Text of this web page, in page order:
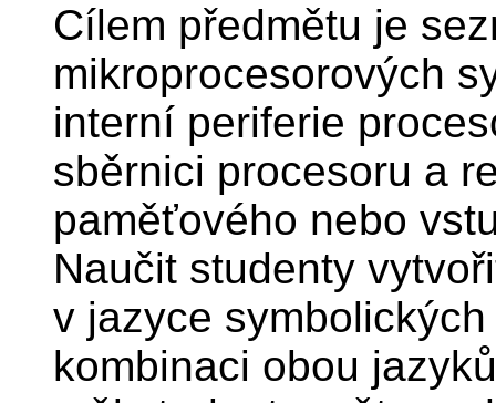
Cílem předmětu je
mikroprocesorových
interní periferie
sběrnici procesoru a
paměťového nebo
Naučit studenty
v jazyce
kombinaci obou